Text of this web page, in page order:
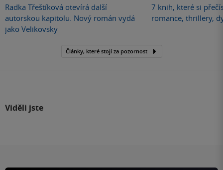
Radka Třeštíková otevírá další
autorskou kapitolu. Nový román vydá
jako Velikovsky
7 knih, které si
romance, thrillery,
Články, které stojí za pozornost
Viděli jste